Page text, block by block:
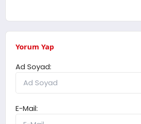
Yorum Yap
Ad Soyad:
E-Mail: